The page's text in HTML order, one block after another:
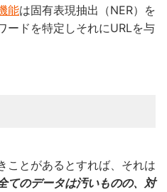
能は固有表現抽出（NER）を
ードを特定しそれにURLを与
ことがあるとすれば、それは
てのデータは汚いものの、対